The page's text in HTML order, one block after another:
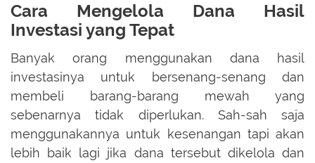
Cara Mengelola Dana Hasil
Investasi yang Tepat
Banyak orang menggunakan dana hasil
investasinya untuk bersenang-senang dan
membeli barang-barang mewah yang
sebenarnya tidak diperlukan. Sah-sah saja
menggunakannya untuk kesenangan tapi akan
lebih baik lagi jika dana tersebut dikelola dan